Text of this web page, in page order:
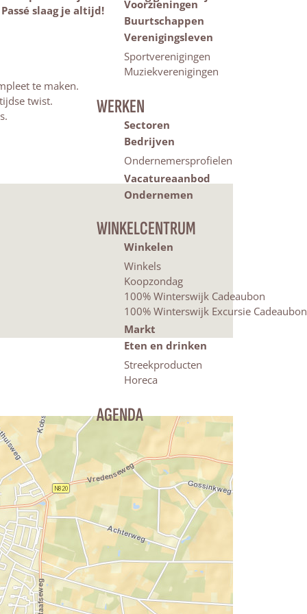
Voorzieningen
Buurtschappen
Verenigingsleven
Sportverenigingen
Muziekverenigingen
WERKEN
Sectoren
Bedrijven
Ondernemersprofielen
Vacatureaanbod
Ondernemen
WINKELCENTRUM
Winkelen
Winkels
Koopzondag
100% Winterswijk Cadeaubon
100% Winterswijk Excursie Cadeaubon
Markt
Eten en drinken
Streekproducten
Horeca
AGENDA
slaag je altijd!
te maken.
twist.